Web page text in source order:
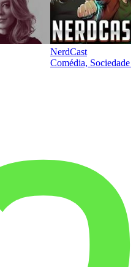
NerdCast
Comédia, Sociedade